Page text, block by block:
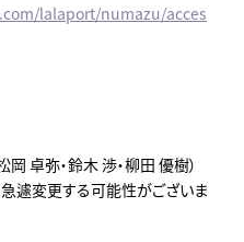
lalaport/numazu/acces
岡 卓弥・鈴木 渉・柳田 優樹）
遽変更する可能性がございま